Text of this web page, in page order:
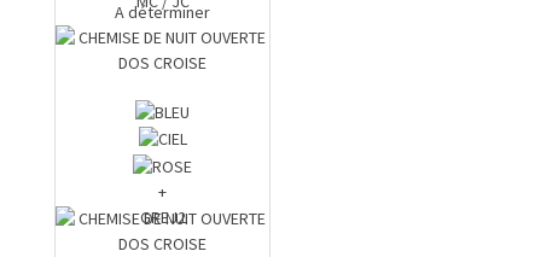
+
GREJ2
A déterminer